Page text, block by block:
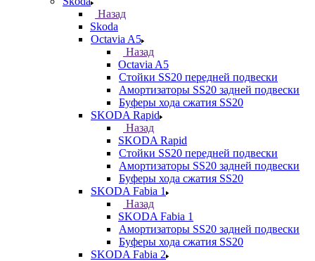
Назад
Skoda
Octavia A5
Назад
Octavia A5
Стойки SS20 передней подвески
Амортизаторы SS20 задней подвески
Буферы хода сжатия SS20
SKODA Rapid
Назад
SKODA Rapid
Стойки SS20 передней подвески
Амортизаторы SS20 задней подвески
Буферы хода сжатия SS20
SKODA Fabia 1
Назад
SKODA Fabia 1
Амортизаторы SS20 задней подвески
Буферы хода сжатия SS20
SKODA Fabia 2